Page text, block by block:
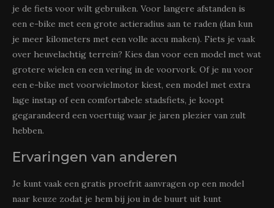
je de fiets voor wilt gebruiken. Voor langere afstanden is
een e-bike met een grote actieradius aan te raden (dan kun
je meer kilometers met een volle accu maken). Fiets je vaak
over heuvelachtig terrein? Kies dan voor een model met wat
grotere wielen en een vering in de voorvork. Of je nu voor
een e-bike met voorwielmotor kiest, een model met extra
lage instap of een comfortabele stadsfiets, je koopt
gegarandeerd een voertuig waar je jaren plezier van zult
hebben.
Ervaringen van anderen
Je kunt vaak een gratis proefrit aanvragen op een model
naar keuze zodat je hem bij jou in de buurt uit kunt